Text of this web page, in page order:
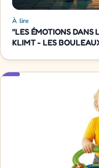
À lire
"LES ÉMOTIONS DANS
KLIMT - LES